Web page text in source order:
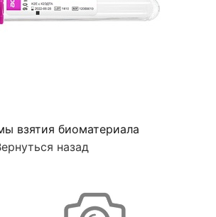
взятия биоматериала
назад